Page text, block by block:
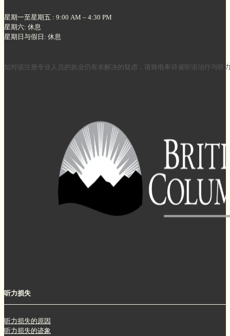
星期一至星期五 : 9:00 AM – 4:30 PM
星期六: 休息
星期日与假日: 休息
如对该注册专业人员的执业仍有未解决的疑虑，请致电卑诗省听语治疗与听
听力损失
听力损失的原因
听力损失的迹象